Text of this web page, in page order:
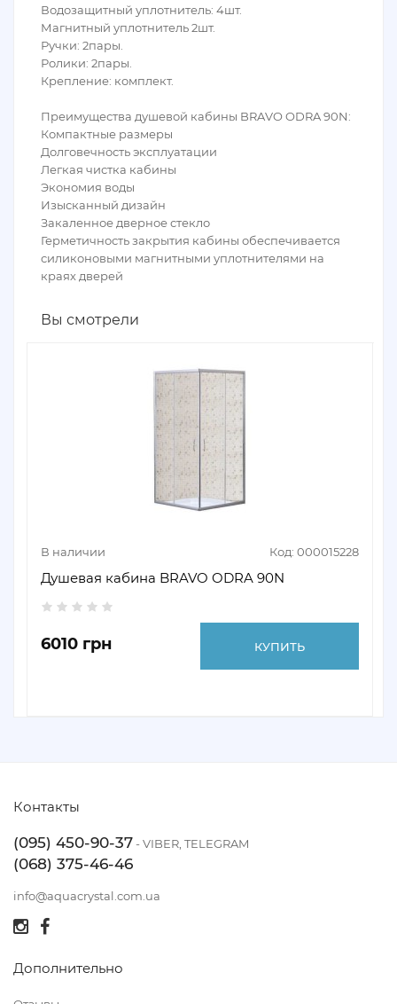
Водозащитный уплотнитель: 4шт.
Магнитный уплотнитель 2шт.
Ручки: 2пары.
Ролики: 2пары.
Крепление: комплект.
Преимущества душевой кабины BRAVO ODRA 90N:
Компактные размеры
Долговечность эксплуатации
Легкая чистка кабины
Экономия воды
Изысканный дизайн
Закаленное дверное стекло
Герметичность закрытия кабины обеспечивается
силиконовыми магнитными уплотнителями на
краях дверей
Вы смотрели
В наличии Код: 000015228
Душевая кабина BRAVO ODRA 90N
6010 грн КУПИТЬ
Контакты
(095) 450-90-37- VIBER, TELEGRAM
(068) 375-46-46
info@aquacrystal.com.ua
Дополнительно